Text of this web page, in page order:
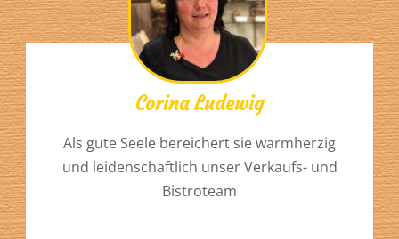
Corina Ludewig
Als gute Seele bereichert sie warmherzig
und leidenschaftlich unser Verkaufs- und
Bistroteam